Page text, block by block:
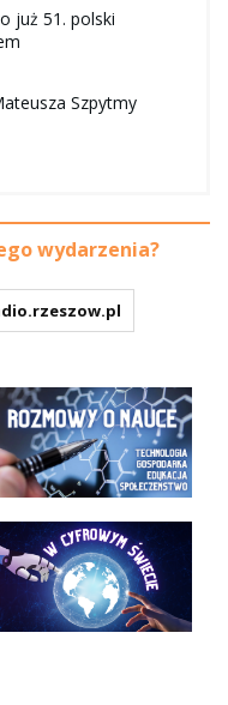
już 51. polski
Szpytmy
wydarzenia?